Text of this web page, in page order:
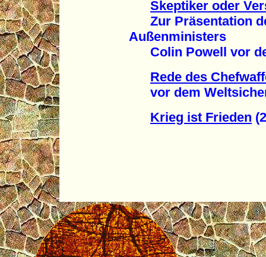
Skeptiker oder
Zur Präsentation
Außenministers
Colin Powell vor
Rede des
vor dem
Krieg ist Frieden